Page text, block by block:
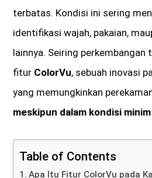
terbatas. Kondisi ini sering
identifikasi wajah, pakaian,
lainnya. Seiring perkembangan
fitur ColorVu, sebuah inovasi
yang memungkinkan
meskipun dalam kondisi
Table of Contents
Apa Itu Fitur ColorVu pada